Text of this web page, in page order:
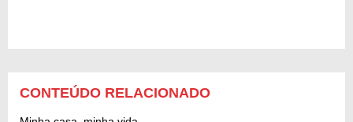
CONTEÚDO RELACIONADO